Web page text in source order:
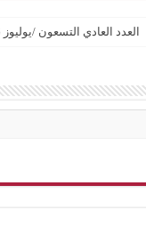
العدد العادي التسعون /يوليوز 2026